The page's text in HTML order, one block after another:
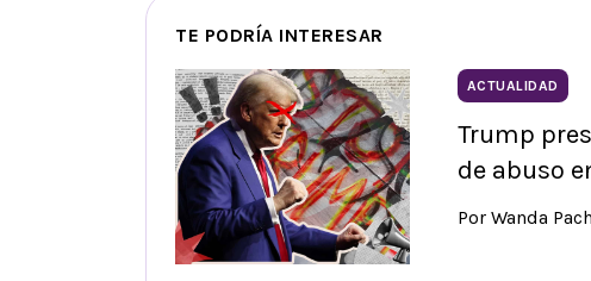
TE PODRÍA INTERESAR
ACTUALIDAD
Trump
de abuso
Por Wanda